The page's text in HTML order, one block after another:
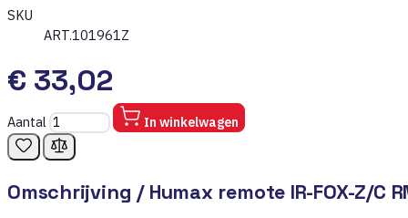
SKU
ART.101961Z
€ 33,02
Aantal In winkelwagen
Omschrijving / Humax remote IR-FOX-Z/C